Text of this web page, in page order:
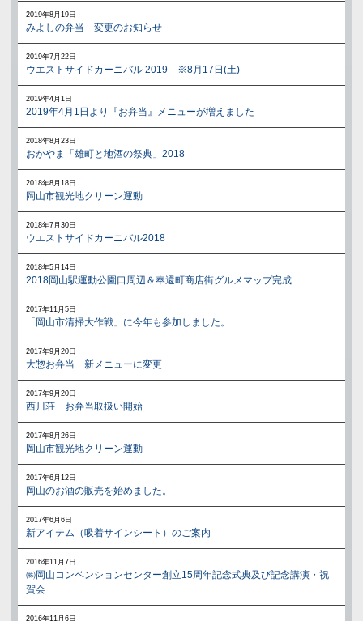
2019年8月19日
みよしの弁当 変更のお知らせ
2019年7月22日
ウエストサイドカーニバル 2019 ※8月17日(土)
2019年4月1日
2019年4月1日より『お弁当』メニューが増えました
2018年8月23日
おかやま「雄町と地酒の祭典」2018
2018年8月18日
岡山市観光地クリーン運動
2018年7月30日
ウエストサイドカーニバル2018
2018年5月14日
2018岡山駅運動公園口周辺＆奉還町商店街グルメマップ完成
2017年11月5日
「岡山市清掃大作戦」に今年も参加しました。
2017年9月20日
大惣お弁当 新メニューに変更
2017年9月20日
西川荘 お弁当取扱い開始
2017年8月26日
岡山市観光地クリーン運動
2017年6月12日
岡山のお酒の販売を始めました。
2017年6月6日
新アイテム（吸着サインシート）のご案内
2016年11月7日
㈱岡山コンベンションセンター創立15周年記念式典及び記念講演・祝
賀会
2016年11月6日